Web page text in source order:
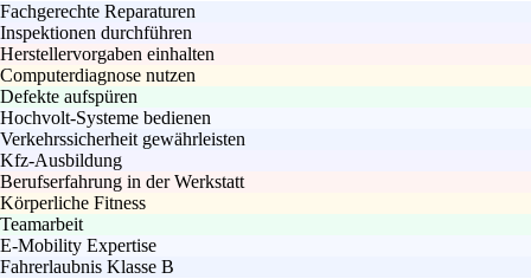
Fachgerechte Reparaturen
Inspektionen durchführen
Herstellervorgaben einhalten
Computerdiagnose nutzen
Defekte aufspüren
Hochvolt-Systeme bedienen
Verkehrssicherheit gewährleisten
Kfz-Ausbildung
Berufserfahrung in der Werkstatt
Körperliche Fitness
Teamarbeit
E-Mobility Expertise
Fahrerlaubnis Klasse B